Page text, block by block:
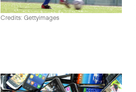
Credits: Gettyimages